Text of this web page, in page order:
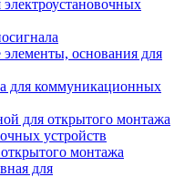
основания для
для коммуникационных
для открытого монтажа
устройств
монтажа
для